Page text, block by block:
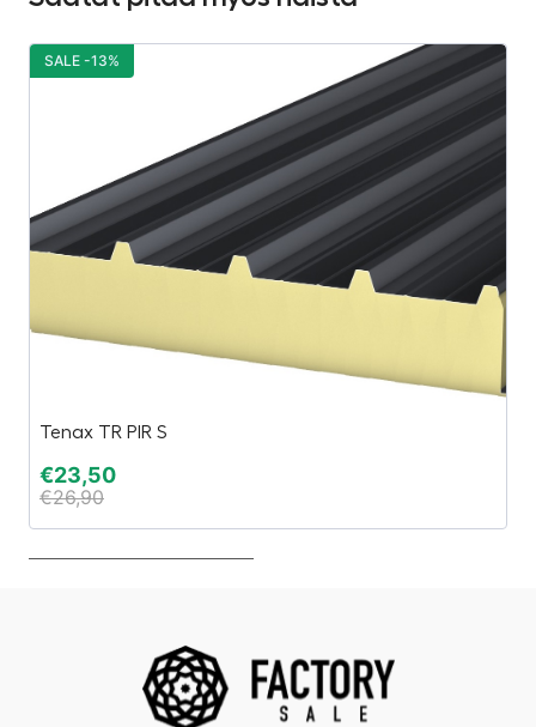
Tenax TR PIR S
€23,50
€26,90
SALE -13%